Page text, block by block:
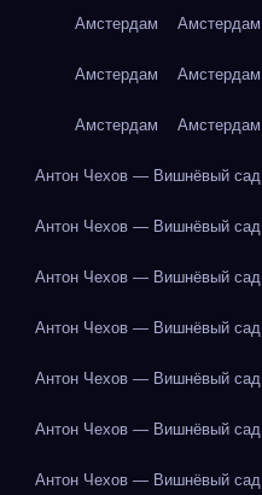
Амстердам Амстердам
Амстердам Амстердам
Амстердам Амстердам
Антон Чехов — Вишнёвый сад
Антон Чехов — Вишнёвый сад
Антон Чехов — Вишнёвый сад
Антон Чехов — Вишнёвый сад
Антон Чехов — Вишнёвый сад
Антон Чехов — Вишнёвый сад
Антон Чехов — Вишнёвый сад